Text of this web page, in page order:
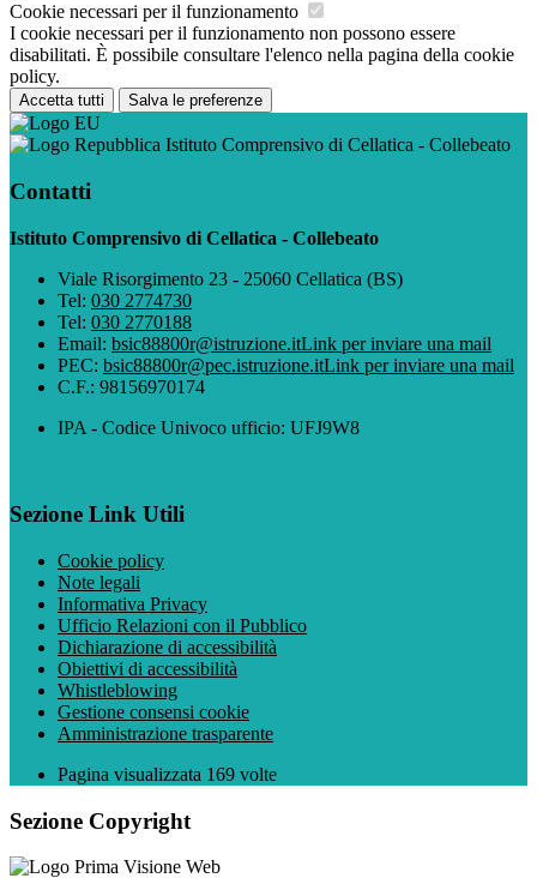
Cookie necessari per il funzionamento
I cookie necessari per il funzionamento non possono essere
disabilitati. È possibile consultare l'elenco nella pagina della cookie
policy.
Accetta tutti Salva le preferenze
Istituto Comprensivo di Cellatica - Collebeato
Contatti
Istituto Comprensivo di Cellatica - Collebeato
Viale Risorgimento 23 - 25060 Cellatica (BS)
Tel: 030 2774730
Tel: 030 2770188
Email: bsic88800r@istruzione.itLink per inviare una mail
PEC: bsic88800r@pec.istruzione.itLink per inviare una mail
C.F.: 98156970174
IPA - Codice Univoco ufficio: UFJ9W8
Sezione Link Utili
Cookie policy
Note legali
Informativa Privacy
Ufficio Relazioni con il Pubblico
Dichiarazione di accessibilità
Obiettivi di accessibilità
Whistleblowing
Gestione consensi cookie
Amministrazione trasparente
Pagina visualizzata 169 volte
Sezione Copyright